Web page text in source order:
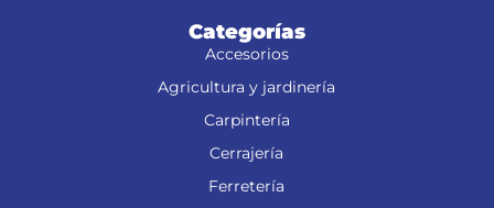
Categorías
Accesorios
Agricultura y jardinería
Carpintería
Cerrajería
Ferretería